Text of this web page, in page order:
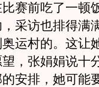
前吃了一顿
采访也排得满
运村的。这让
，张娟娟说十
安排，她可能